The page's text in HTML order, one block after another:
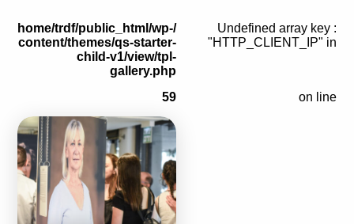
: Undefined array key
"HTTP_CLIENT_IP" in
/home/trdf/public_html/wp-
content/themes/qs-starter-
child-v1/view/tpl-
gallery.php
on line
59